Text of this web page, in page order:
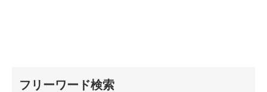
フリーワード検索